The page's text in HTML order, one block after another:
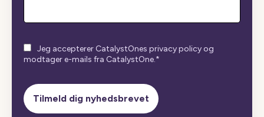
Jeg accepterer CatalystOnes privacy policy og
modtager e-mails fra CatalystOne.*